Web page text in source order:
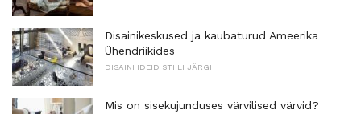
Disainikeskused ja kaubaturud Ameerika
Ühendriikides
DISAINI IDEID STIILI JÄRGI
Mis on sisekujunduses värvilised värvid?